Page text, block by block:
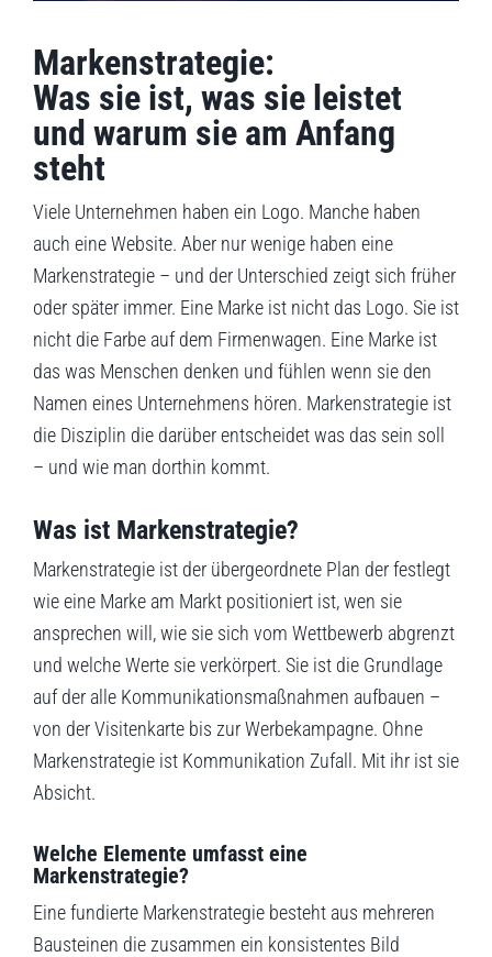
Markenstrategie:
Was sie ist, was sie leistet
und warum sie am Anfang
steht
Viele Unternehmen haben ein Logo. Manche haben
auch eine Website. Aber nur wenige haben eine
Markenstrategie – und der Unterschied zeigt sich früher
oder später immer. Eine Marke ist nicht das Logo. Sie ist
nicht die Farbe auf dem Firmenwagen. Eine Marke ist
das was Menschen denken und fühlen wenn sie den
Namen eines Unternehmens hören. Markenstrategie ist
die Disziplin die darüber entscheidet was das sein soll
– und wie man dorthin kommt.
Was ist Markenstrategie?
Markenstrategie ist der übergeordnete Plan der festlegt
wie eine Marke am Markt positioniert ist, wen sie
ansprechen will, wie sie sich vom Wettbewerb abgrenzt
und welche Werte sie verkörpert. Sie ist die Grundlage
auf der alle Kommunikationsmaßnahmen aufbauen –
von der Visitenkarte bis zur Werbekampagne. Ohne
Markenstrategie ist Kommunikation Zufall. Mit ihr ist sie
Absicht.
Welche Elemente umfasst eine
Markenstrategie?
Eine fundierte Markenstrategie besteht aus mehreren
Bausteinen die zusammen ein konsistentes Bild